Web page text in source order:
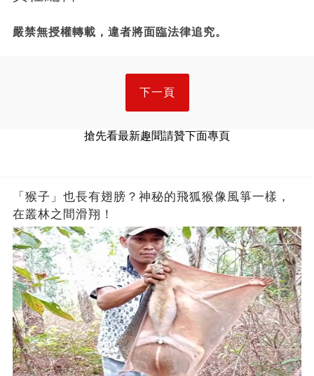
嚴禁無授權轉載，違者將面臨法律追究。
下一頁
搶先看最新趣聞請贊下面專頁
「猴子」也長有翅膀？神秘的飛狐猴像風箏一樣，
在叢林之間滑翔！